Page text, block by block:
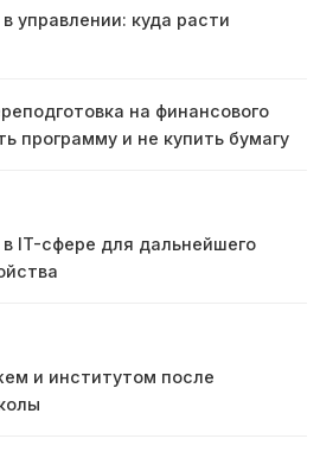
управлении: куда расти
на финансового
программу и не купить бумагу
IT-сфере для дальнейшего
и институтом после